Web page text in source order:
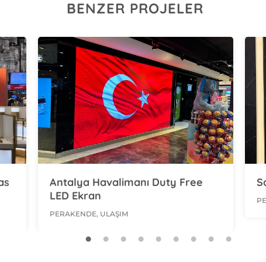
BENZER PROJELER
Saçhane LED Ekran
PERAKENDE